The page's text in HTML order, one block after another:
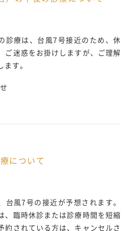
診療は、台風7号接近のため、休
ご迷惑をお掛けしますが、ご理解
ます。
について
台風7号の接近が予想されます。
、臨時休診または診療時間を短縮
約されている方は、キャンセルさ